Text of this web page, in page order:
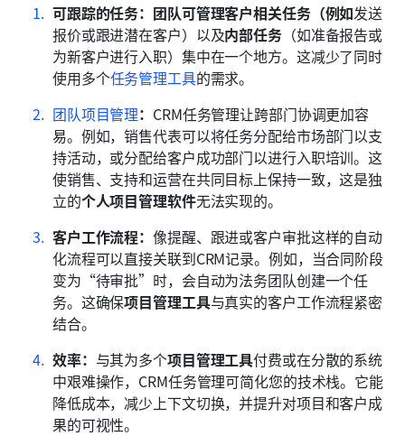
可跟踪的任务：团队可管理客户相关任务（例如发送
报价或跟进潜在客户）以及内部任务（如准备报告或
为新客户进行入职）集中在一个地方。这减少了同时
使用多个任务管理工具的需求。
团队项目管理： CRM任务管理让跨部门协调更加容
易。例如，销售代表可以将任务分配给市场部门以支
持活动，或分配给客户成功部门以进行入职培训。这
使销售、支持和运营在共同目标上保持一致，这是独
立的个人项目管理软件无法实现的。
客户工作流程：像提醒、跟进或客户审批这样的自动
化流程可以直接关联到CRM记录。例如，当合同阶段
变为“待审批”时，会自动为法务团队创建一个任
务。这确保项目管理工具与真实的客户工作流程紧密
结合。
效率： 与其为多个项目管理工具付费或在分散的系统
中艰难操作，CRM任务管理可简化您的技术栈。它能
降低成本，减少上下文切换，并提升对项目和客户成
果的可视性。